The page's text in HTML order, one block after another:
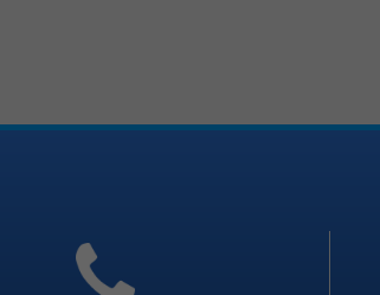
Necessário